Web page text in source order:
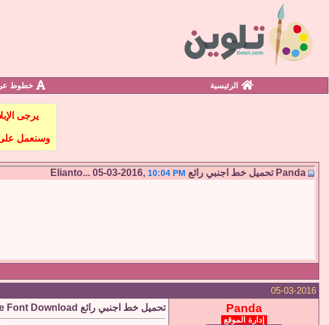
الرئيسية خطوط
يرجى
وسنعمل
Panda تحميل خط اجنبي رائع Elianto... 05-03-2016, 10:04 PM
05-03-2016
Panda
إدارة الموقع
تحميل خط اجنبي رائع Elianto Free Font Download